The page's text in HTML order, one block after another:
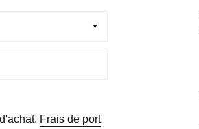
Frais de port